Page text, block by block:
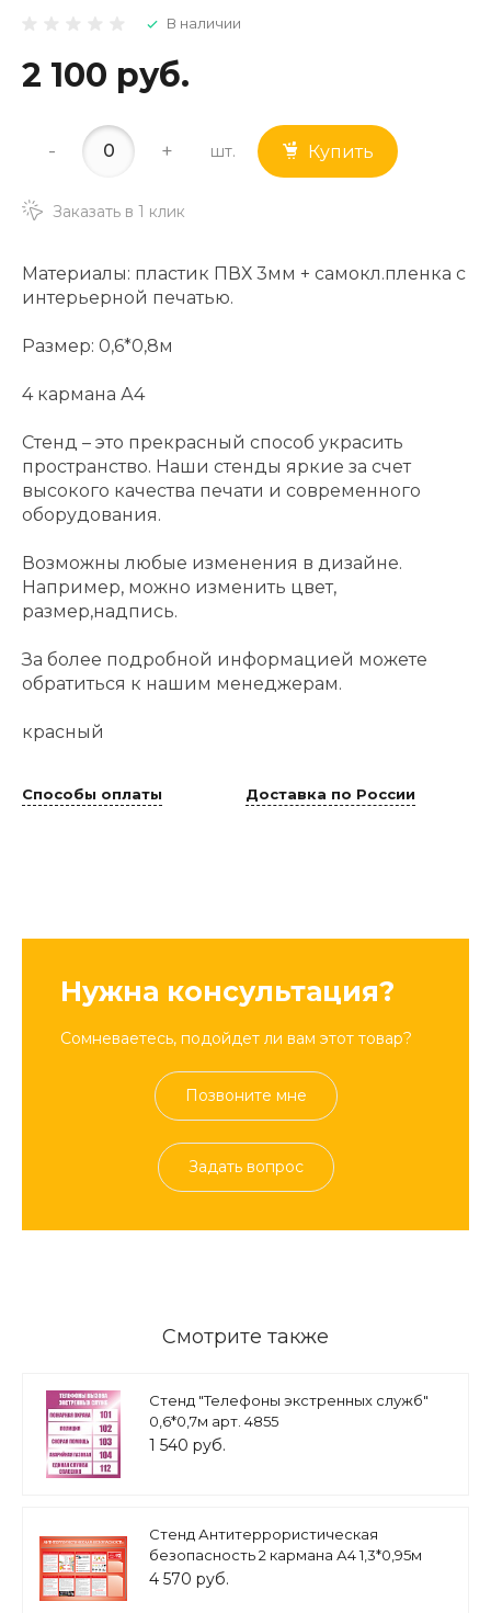
В наличии
2 100 руб.
- + шт. Купить
Заказать в 1 клик
Материалы: пластик ПВХ 3мм + самокл.пленка с
интерьерной печатью.
Размер: 0,6*0,8м
4 кармана А4
Стенд – это прекрасный способ украсить
пространство. Наши стенды яркие за счет
высокого качества печати и современного
оборудования.
Возможны любые изменения в дизайне.
Например, можно изменить цвет,
размер,надпись.
За более подробной информацией можете
обратиться к нашим менеджерам.
красный
Способы оплаты Доставка по России
Нужна консультация?
Сомневаетесь, подойдет ли вам этот товар?
Позвоните мне
Задать вопрос
Смотрите также
Стенд "Телефоны экстренных служб"
0,6*0,7м арт. 4855
1 540 руб.
Стенд Антитеррористическая
безопасность 2 кармана А4 1,3*0,95м
арт. АН559
4 570 руб.